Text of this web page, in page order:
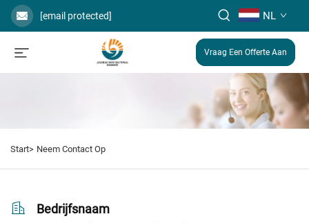
[email protected] NL
Vraag Een Offerte Aan
Start> Neem Contact Op
Bedrijfsnaam